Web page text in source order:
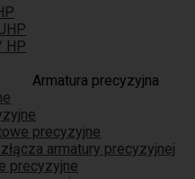
HP
Armatura precyzyjna
precyzyjne
armatury precyzyjnej
precyzyjne